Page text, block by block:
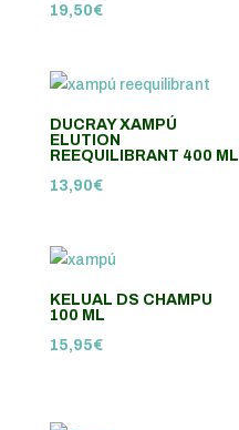
19,50€
DUCRAY XAMPÚ
ELUTION
REEQUILIBRANT 400 ML
13,90€
KELUAL DS CHAMPU
100 ML
15,95€